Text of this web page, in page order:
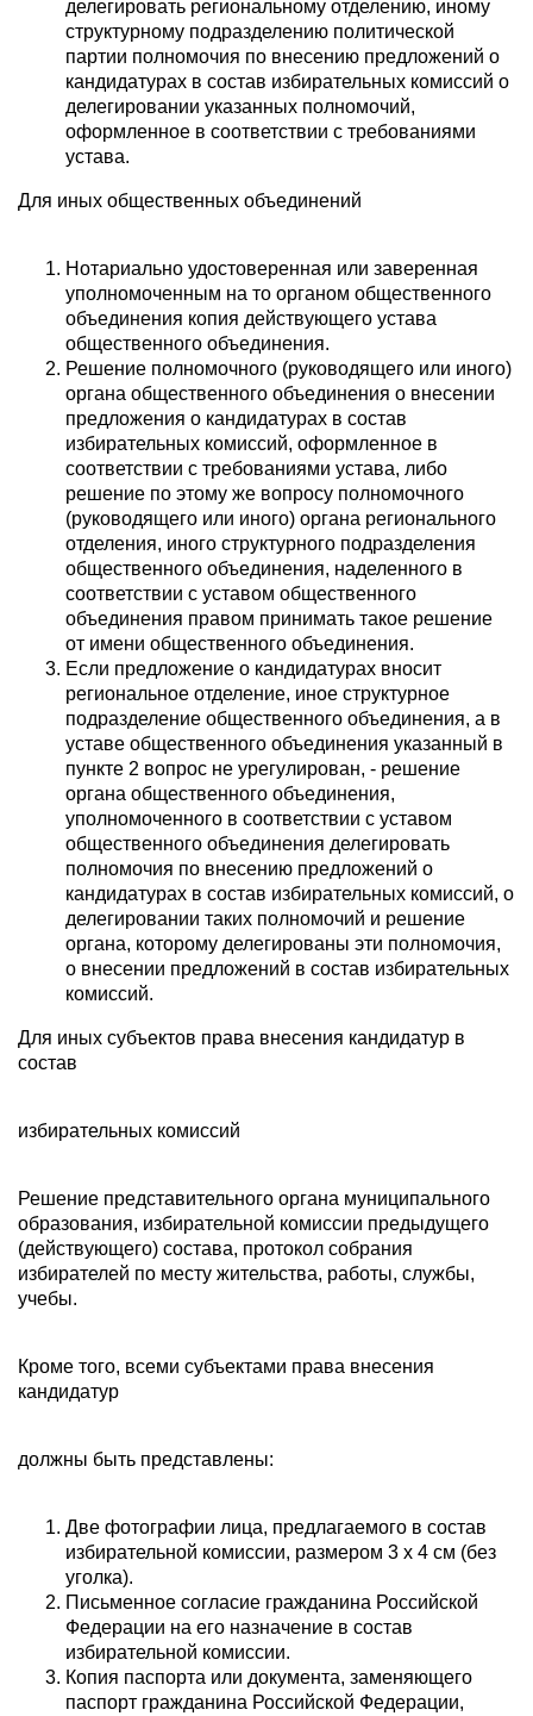
делегировать региональному отделению, иному
структурному подразделению политической
партии полномочия по внесению предложений о
кандидатурах в состав избирательных комиссий о
делегировании указанных полномочий,
оформленное в соответствии с требованиями
устава.
Для иных общественных объединений
Нотариально удостоверенная или заверенная
уполномоченным на то органом общественного
объединения копия действующего устава
общественного объединения.
Решение полномочного (руководящего или иного)
органа общественного объединения о внесении
предложения о кандидатурах в состав
избирательных комиссий, оформленное в
соответствии с требованиями устава, либо
решение по этому же вопросу полномочного
(руководящего или иного) органа регионального
отделения, иного структурного подразделения
общественного объединения, наделенного в
соответствии с уставом общественного
объединения правом принимать такое решение
от имени общественного объединения.
Если предложение о кандидатурах вносит
региональное отделение, иное структурное
подразделение общественного объединения, а в
уставе общественного объединения указанный в
пункте 2 вопрос не урегулирован, - решение
органа общественного объединения,
уполномоченного в соответствии с уставом
общественного объединения делегировать
полномочия по внесению предложений о
кандидатурах в состав избирательных комиссий, о
делегировании таких полномочий и решение
органа, которому делегированы эти полномочия,
о внесении предложений в состав избирательных
комиссий.
Для иных субъектов права внесения кандидатур в
состав
избирательных комиссий
Решение представительного органа муниципального
образования, избирательной комиссии предыдущего
(действующего) состава, протокол собрания
избирателей по месту жительства, работы, службы,
учебы.
Кроме того, всеми субъектами права внесения
кандидатур
должны быть представлены:
Две фотографии лица, предлагаемого в состав
избирательной комиссии, размером 3 x 4 см (без
уголка).
Письменное согласие гражданина Российской
Федерации на его назначение в состав
избирательной комиссии.
Копия паспорта или документа, заменяющего
паспорт гражданина Российской Федерации,